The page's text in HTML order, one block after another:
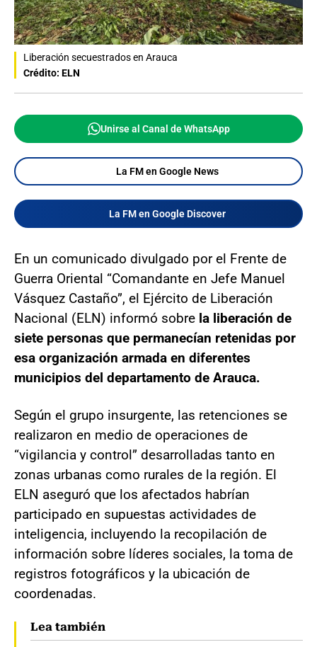
Liberación secuestrados en Arauca
Crédito: ELN
Unirse al Canal de WhatsApp
La FM en Google News
La FM en Google Discover
En un comunicado divulgado por el Frente de
Guerra Oriental “Comandante en Jefe Manuel
Vásquez Castaño”, el Ejército de Liberación
Nacional (ELN) informó sobre la liberación de
siete personas que permanecían retenidas por
esa organización armada en diferentes
municipios del departamento de Arauca.
Según el grupo insurgente, las retenciones se
realizaron en medio de operaciones de
“vigilancia y control” desarrolladas tanto en
zonas urbanas como rurales de la región. El
ELN aseguró que los afectados habrían
participado en supuestas actividades de
inteligencia, incluyendo la recopilación de
información sobre líderes sociales, la toma de
registros fotográficos y la ubicación de
coordenadas.
Lea también